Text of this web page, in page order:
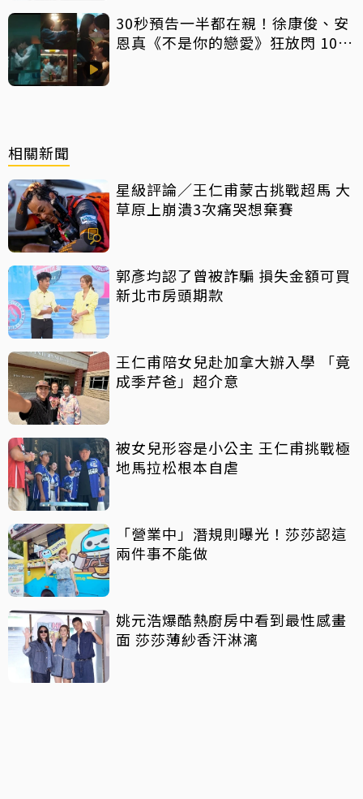
30秒預告一半都在親！徐康俊、安
恩真《不是你的戀愛》狂放閃 10年
相關新聞
星級評論／王仁甫蒙古挑戰超馬 大
草原上崩潰3次痛哭想棄賽
郭彥均認了曾被詐騙 損失金額可買
新北市房頭期款
王仁甫陪女兒赴加拿大辦入學 「竟
成季芹爸」超介意
被女兒形容是小公主 王仁甫挑戰極
地馬拉松根本自虐
「營業中」潛規則曝光！莎莎認這
兩件事不能做
姚元浩爆酷熱廚房中看到最性感畫
面 莎莎薄紗香汗淋漓